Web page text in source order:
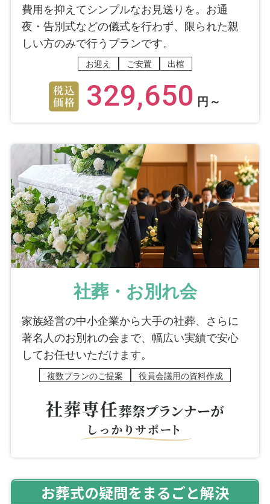
費用を抑えてシンプルなお見送りを。お通
夜・告別式などの儀式を行わず、限られた親
しい方のみで行うプランです。
お迎え ご安置 出棺
329,650 円～
社葬・お別れ会
家族経営の中小企業から大手の社葬、さらに
著名人のお別れの会まで、幅広い実績で安心
してお任せいただけます。
複数プランのご提案 役員会議用の資料作成
お葬式の疑問をまるごと解決